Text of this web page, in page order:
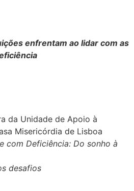
enfrentam ao lidar com as
da Unidade de Apoio à
Misericórdia de Lisboa
com Deficiência: Do sonho à
desafios